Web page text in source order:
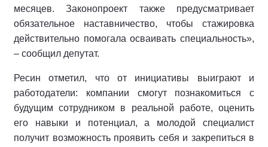
месяцев. Законопроект также предусматривает
обязательное наставничество, чтобы стажировка
действительно помогала осваивать специальность»,
– сообщил депутат.
Ресин отметил, что от инициативы выиграют и
работодатели: компании смогут познакомиться с
будущим сотрудником в реальной работе, оценить
его навыки и потенциал, а молодой специалист
получит возможность проявить себя и закрепиться в